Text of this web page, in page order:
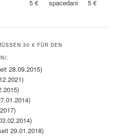
5 € spacedani
5 €
30 € FÜR DEN
28.09.2015)
29.01.2018)